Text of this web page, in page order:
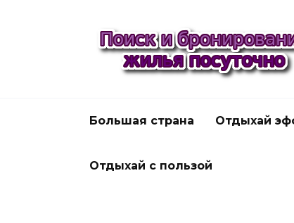
Большая страна Отдыхай
Отдыхай с пользой